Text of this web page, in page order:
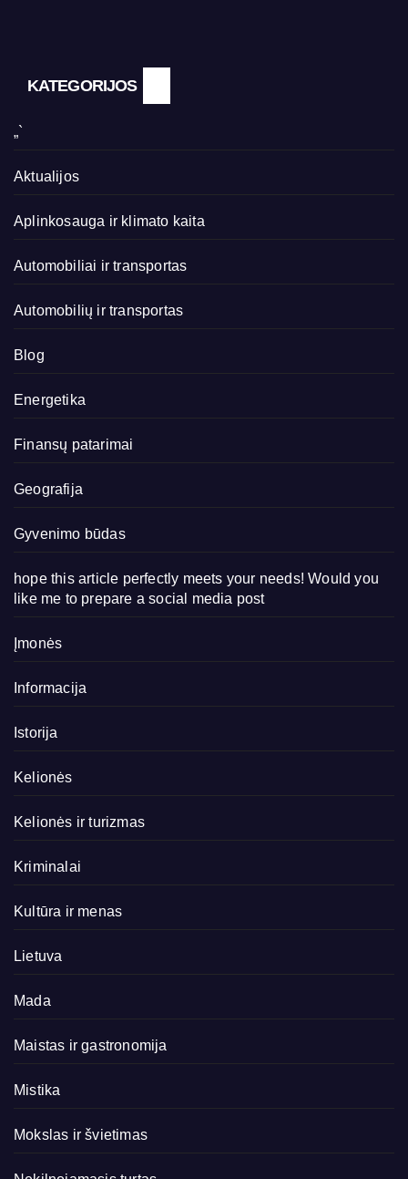
KATEGORIJOS
„`
Aktualijos
Aplinkosauga ir klimato kaita
Automobiliai ir transportas
Automobilių ir transportas
Blog
Energetika
Finansų patarimai
Geografija
Gyvenimo būdas
hope this article perfectly meets your needs! Would you
like me to prepare a social media post
Įmonės
Informacija
Istorija
Kelionės
Kelionės ir turizmas
Kriminalai
Kultūra ir menas
Lietuva
Mada
Maistas ir gastronomija
Mistika
Mokslas ir švietimas